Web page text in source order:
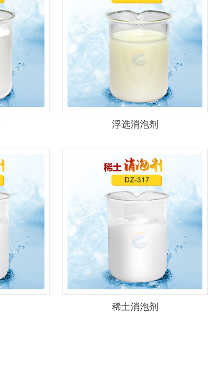
浮选消泡剂
稀土消泡剂